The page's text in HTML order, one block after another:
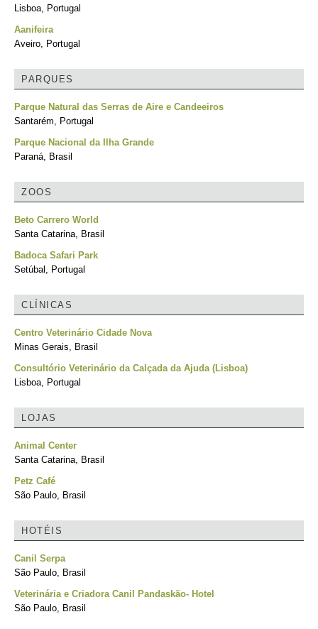
Lisboa, Portugal
Aanifeira
Aveiro, Portugal
PARQUES
Parque Natural das Serras de Aire e Candeeiros
Santarém, Portugal
Parque Nacional da Ilha Grande
Paraná, Brasil
ZOOS
Beto Carrero World
Santa Catarina, Brasil
Badoca Safari Park
Setúbal, Portugal
CLÍNICAS
Centro Veterinário Cidade Nova
Minas Gerais, Brasil
Consultório Veterinário da Calçada da Ajuda (Lisboa)
Lisboa, Portugal
LOJAS
Animal Center
Santa Catarina, Brasil
Petz Café
São Paulo, Brasil
HOTÉIS
Canil Serpa
São Paulo, Brasil
Veterinária e Criadora Canil Pandaskão- Hotel
São Paulo, Brasil